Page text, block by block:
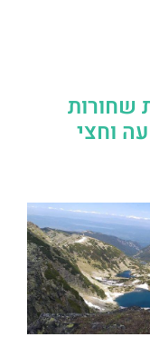
שחורות
וחצי